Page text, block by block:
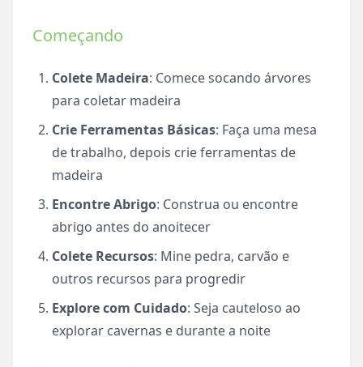
Começando
Colete Madeira: Comece socando árvores
para coletar madeira
Crie Ferramentas Básicas: Faça uma mesa
de trabalho, depois crie ferramentas de
madeira
Encontre Abrigo: Construa ou encontre
abrigo antes do anoitecer
Colete Recursos: Mine pedra, carvão e
outros recursos para progredir
Explore com Cuidado: Seja cauteloso ao
explorar cavernas e durante a noite